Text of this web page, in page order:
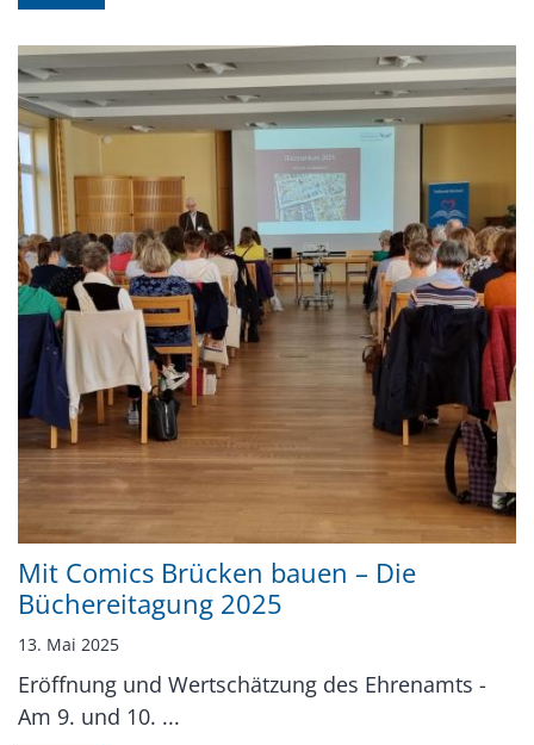
Mit Comics Brücken bauen – Die
Büchereitagung 2025
13. Mai 2025
Eröffnung und Wertschätzung des Ehrenamts -
Am 9. und 10. ...